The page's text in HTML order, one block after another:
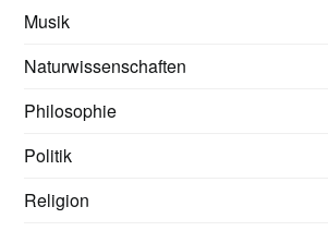
Musik
Naturwissenschaften
Philosophie
Politik
Religion